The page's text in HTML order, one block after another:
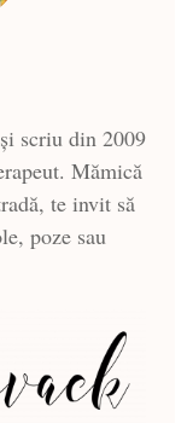
scriu din 2009
Mămică
te invit să
poze sau